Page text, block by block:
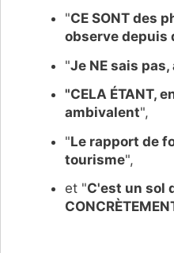
"CE SONT des
observe depuis
"Je NE sais
"CELA ÉTANT,
ambivalent",
"Le rapport de
tourisme",
et "C'est un sol